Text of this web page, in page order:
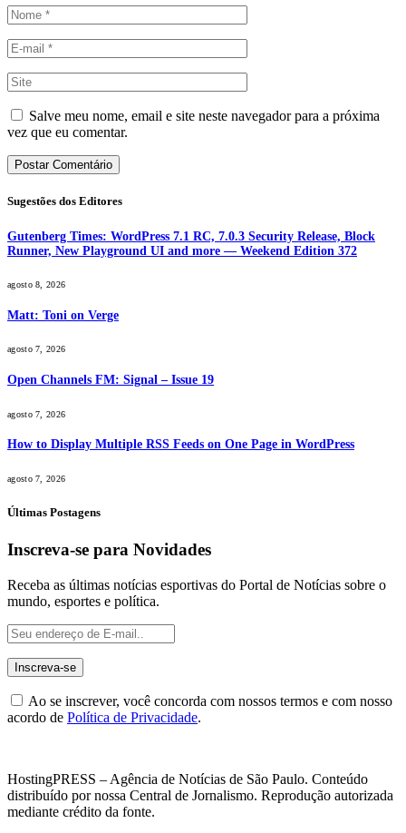
Salve meu nome, email e site neste navegador para a próxima
vez que eu comentar.
Sugestões dos Editores
Gutenberg Times: WordPress 7.1 RC, 7.0.3 Security Release, Block
Runner, New Playground UI and more — Weekend Edition 372
agosto 8, 2026
Matt: Toni on Verge
agosto 7, 2026
Open Channels FM: Signal – Issue 19
agosto 7, 2026
How to Display Multiple RSS Feeds on One Page in WordPress
agosto 7, 2026
Últimas Postagens
Inscreva-se para Novidades
Receba as últimas notícias esportivas do Portal de Notícias sobre o
mundo, esportes e política.
Ao se inscrever, você concorda com nossos termos e com nosso
acordo de Política de Privacidade.
HostingPRESS – Agência de Notícias de São Paulo. Conteúdo
distribuído por nossa Central de Jornalismo. Reprodução autorizada
mediante crédito da fonte.